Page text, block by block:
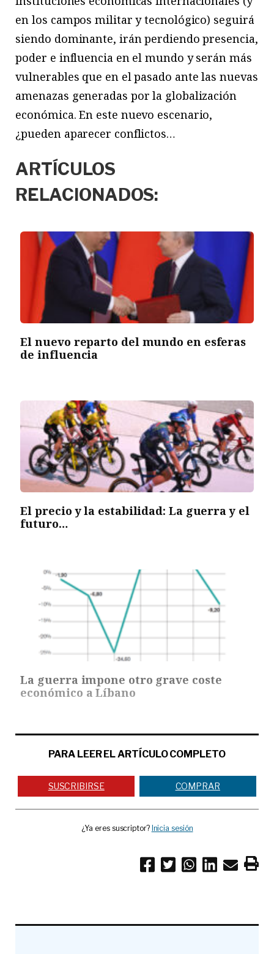
en los campos militar y tecnológico) seguirá
siendo dominante, irán perdiendo presencia,
poder e influencia en el mundo y serán más
vulnerables que en el pasado ante las nuevas
amenazas generadas por la globalización
económica. En este nuevo escenario,
¿pueden aparecer conflictos…
ARTÍCULOS
RELACIONADOS:
El nuevo reparto del mundo en esferas
de influencia
El precio y la estabilidad: La guerra y el
futuro…
La guerra impone otro grave coste
económico a Líbano
PARA LEER EL ARTÍCULO COMPLETO
SUSCRIBIRSE COMPRAR
¿Ya eres suscriptor? Inicia sesión